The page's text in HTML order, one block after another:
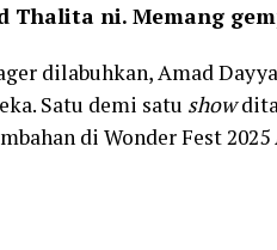
Thalita ni. Memang
dilabuhkan, Amad
Satu demi satu show
di Wonder Fest